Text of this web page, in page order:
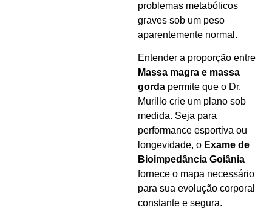
problemas metabólicos
graves sob um peso
aparentemente normal.
Entender a proporção entre
Massa magra e massa
gordapermite que o Dr.
Murillo crie um plano sob
medida. Seja para
performance esportiva ou
longevidade, o Exame de
Bioimpedância Goiânia
fornece o mapa necessário
para sua evolução corporal
constante e segura.